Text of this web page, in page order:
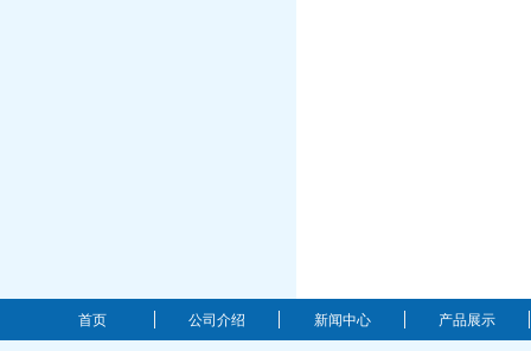
首页 公司介绍 新闻中心 产品展示